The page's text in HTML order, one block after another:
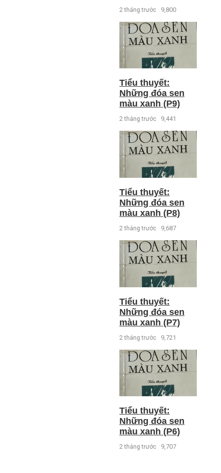
2 tháng trước 9,800
Tiểu thuyết:
Những đóa sen
màu xanh (P9)
2 tháng trước 9,441
Tiểu thuyết:
Những đóa sen
màu xanh (P8)
2 tháng trước 9,687
Tiểu thuyết:
Những đóa sen
màu xanh (P7)
2 tháng trước 9,721
Tiểu thuyết:
Những đóa sen
màu xanh (P6)
2 tháng trước 9,707